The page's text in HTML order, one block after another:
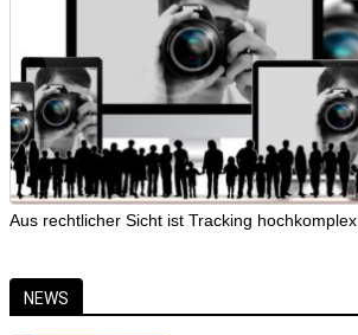
Aus rechtlicher Sicht ist Tracking hochkomplex
NEWS